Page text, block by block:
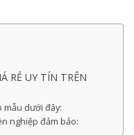
RẺ UY TÍN TRÊN
mẫu dưới đây:
nghiệp đảm bảo: